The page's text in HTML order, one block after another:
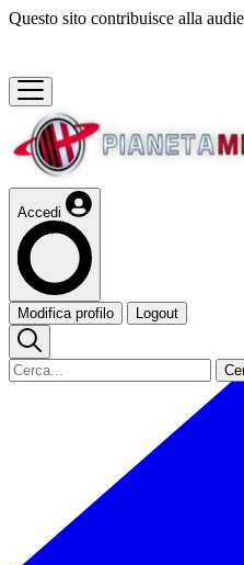
Questo sito contribuisce alla
Accedi
Modifica profilo Logout